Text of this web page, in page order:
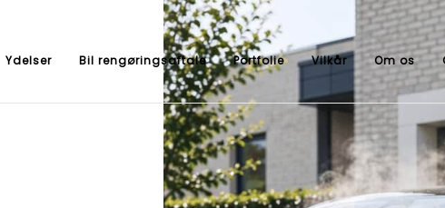
Ydelser Bil rengøringsaftale Portfolie Vilkår Om os